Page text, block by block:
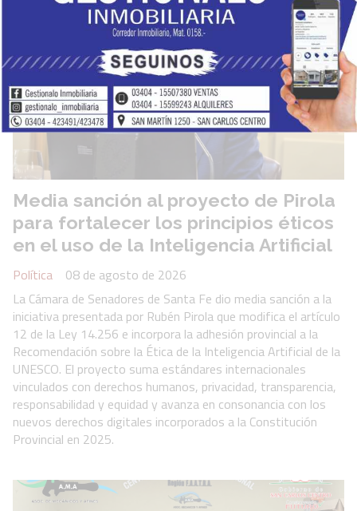
Media sanción al proyecto de Pirola
para fortalecer los principios éticos
en el uso de la Inteligencia Artificial
Política
08 de agosto de 2026
La Cámara de Senadores de Santa Fe dio media sanción a la
iniciativa presentada por Rubén Pirola que modifica el artículo
12 de la Ley 14.256 e incorpora la adhesión provincial a la
Recomendación sobre la Ética de la Inteligencia Artificial de la
UNESCO. El proyecto suma estándares internacionales
vinculados con derechos humanos, privacidad, transparencia,
responsabilidad y equidad y avanza en consonancia con los
nuevos derechos digitales incorporados a la Constitución
Provincial en 2025.